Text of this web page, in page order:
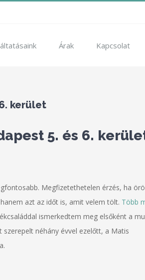
Árak Kapcsolat
kerület
5. és 6.
Megfizetethetelen érzés, ha
azt az időt is, amit velem tölt. Több
ismerkedtem meg elsőként a
néhány évvel ezelőtt, a Matis